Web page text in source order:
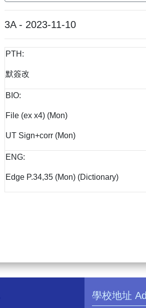
3A - 2023-11-10
PTH:
默簽改
BIO:
File (ex x4) (Mon)
UT Sign+corr (Mon)
ENG:
Edge P.34,35 (Mon) (Dictionary)
學校地址